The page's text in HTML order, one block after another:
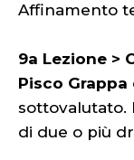
Affinamento
9a Lezione >
Pisco
sottovalutato.
di due o più